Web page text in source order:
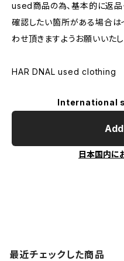
used商品の為、基本的に返品
確認したい箇所がある場合は
わせ頂きますようお願いいたし
HAR DNAL used clothing
International
日本国内に
最近チェックした商品